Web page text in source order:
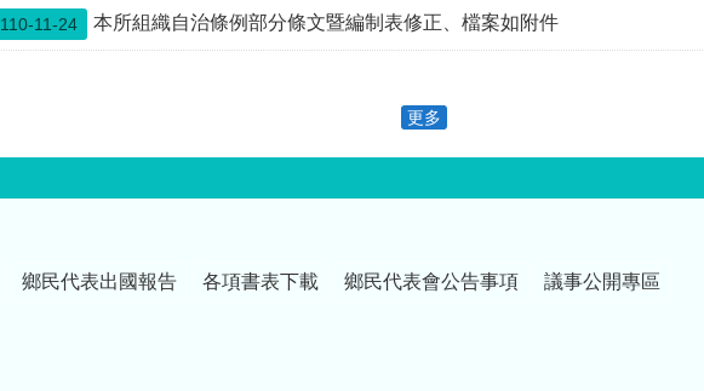
110-11-24 本所組織自治條例部分條文暨編制表修正、檔案如附件
更多
鄉民代表出國報告 各項書表下載 鄉民代表會公告事項 議事公開專區